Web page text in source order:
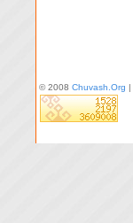
© 2008 Chuvash.Org |